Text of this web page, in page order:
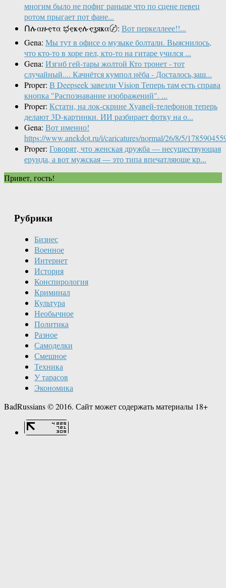
многим было не пофиг раньше что по сцене певец
ротом прыгает пот фане...
Ոሉαዙҿτα ಭҿҝҿሉҿʓяҝα〄: Вот перкеллеее!!...
Gena: Мы тут в офисе о музыке болтали. Выяснилось,
что кто-то в хоре пел, кто-то на гитаре учился ...
Gena: Изгиб гей-тары жолтой Кто тронет - тот
случайный.... Качнётся кумпол нёба - Досталось,заш...
Proper: В Deepseek завезли Vision Теперь там есть справа
кнопка "Распознавание изображений". ...
Proper: Кстати, на лок-скрине Хуавей-телефонов теперь
делают 3D-картинки. ИИ разбирает фотку на о...
Gena: Вот именно!
https://www.anekdot.ru/i/caricatures/normal/26/8/5/
Proper: Говорят, что женская дружба — несуществующая
ерунда, а вот мужская — это типа впечатляюще кр...
Привет, гость!
Рубрики
Бизнес
Военное
Интернет
История
Конспирология
Криминал
Культура
Необычное
Политика
Разное
Самоделки
Смешное
Техника
У тарасов
Экономика
BadRussians © 2016. Сайт может содержать материалы 18+